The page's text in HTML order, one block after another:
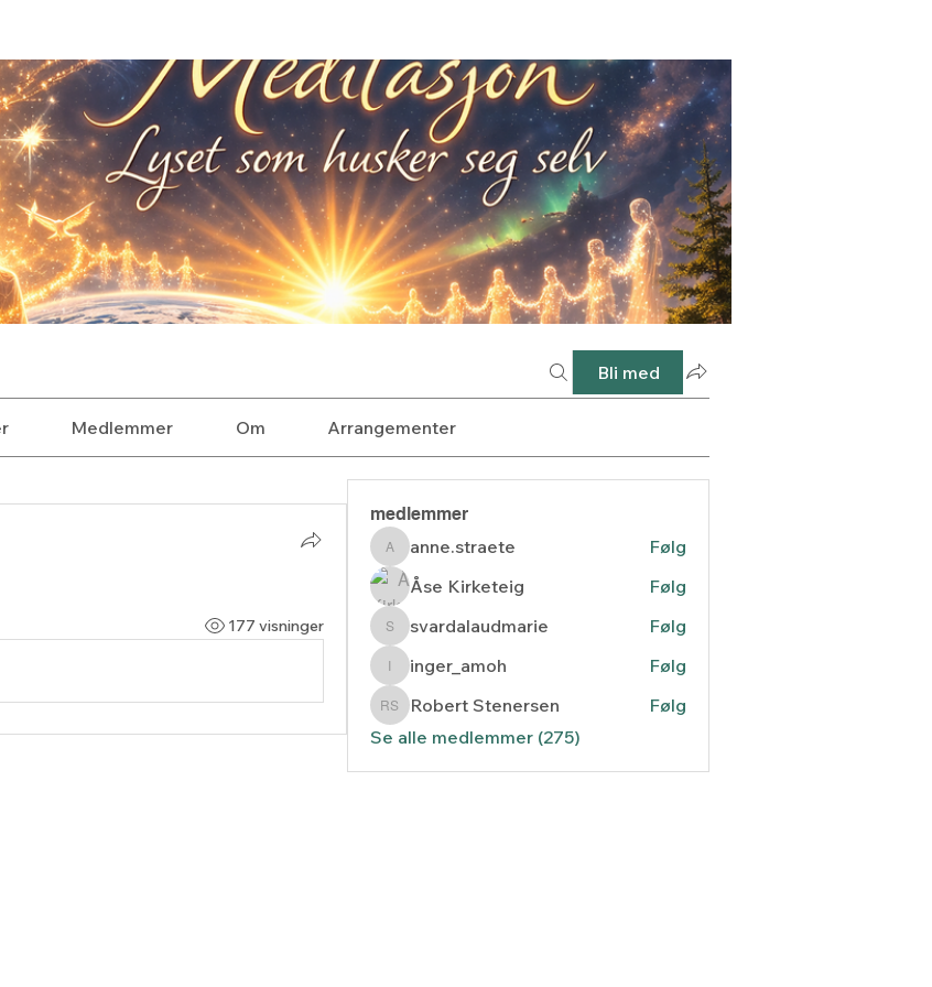
Bli med
Medlemmer Om Arrangementer
177 visninger
medlemmer
anne.straete
anne.straete
Følg
Åse Kirketeig
Følg
svardalaudmarie
svardalaudmarie Følg
inger_amoh
inger_amoh Følg
Robert Stenersen
Robert Stenersen
Følg
Se alle medlemmer (275)